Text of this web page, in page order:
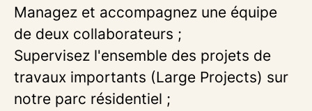
Managez et accompagnez une équipe
de deux collaborateurs ;
Supervisez l'ensemble des projets de
travaux importants (Large Projects) sur
notre parc résidentiel ;